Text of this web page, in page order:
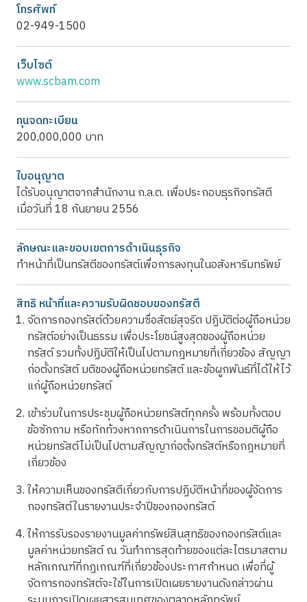
โทรศัพท์
02-949-1500
เว็บไซต์
www.scbam.com
ทุนจดทะเบียน
200,000,000 บาท
ใบอนุญาต
ได้รับอนุญาตจากสำนักงาน ก.ล.ต. เพื่อประกอบธุรกิจทรัสตี
เมื่อวันที่ 18 กันยายน 2556
ลักษณะและขอบเขตการดำเนินธุรกิจ
ทำหน้าที่เป็นทรัสตีของทรัสต์เพื่อการลงทุนในอสังหาริมทรัพย์
สิทธิ หน้าที่และความรับผิดชอบของทรัสตี
จัดการกองทรัสต์ด้วยความซื่อสัตย์สุจริต ปฏิบัติต่อผู้ถือหน่วย
ทรัสต์อย่างเป็นธรรม เพื่อประโยชน์สูงสุดของผู้ถือหน่วย
ทรัสต์ รวมทั้งปฏิบัติให้เป็นไปตามกฎหมายที่เกี่ยวข้อง สัญญา
ก่อตั้งทรัสต์ มติของผู้ถือหน่วยทรัสต์ และข้อผูกพันธ์ที่ได้ให้ไว้
แก่ผู้ถือหน่วยทรัสต์
เข้าร่วมในการประชุมผู้ถือหน่วยทรัสต์ทุกครั้ง พร้อมทั้งตอบ
ข้อซักถาม หรือทักท้วงหากการดำเนินการในการขอมติผู้ถือ
หน่วยทรัสต์ไม่เป็นไปตามสัญญาก่อตั้งทรัสต์หรือกฎหมายที่
เกี่ยวข้อง
ให้ความเห็นของทรัสตีเกี่ยวกับการปฏิบัติหน้าที่ของผู้จัดการ
กองทรัสต์ในรายงานประจำปีของกองทรัสต์
ให้การรับรองรายงานมูลค่าทรัพย์สินสุทธิของกองทรัสต์และ
มูลค่าหน่วยทรัสต์ ณ วันทำการสุดท้ายของแต่ละไตรมาสตาม
หลักเกณฑ์ที่กฎเกณฑ์ที่เกี่ยวข้องประกาศกำหนด เพื่อที่ผู้
จัดการกองทรัสต์จะใช้ในการเปิดเผยรายงานดังกล่าวผ่าน